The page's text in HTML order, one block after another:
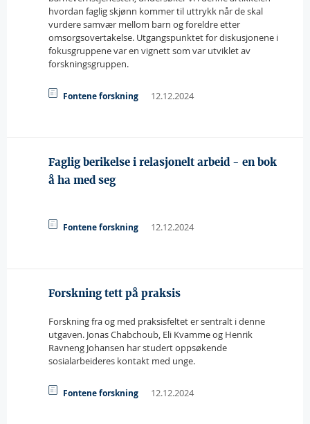
hvordan faglig skjønn kommer til uttrykk når de skal
vurdere samvær mellom barn og foreldre etter
omsorgsovertakelse. Utgangspunktet for diskusjonene i
fokusgruppene var en vignett som var utviklet av
forskningsgruppen.
Fontene forskning 12.12.2024
Faglig berikelse i relasjonelt arbeid - en bok
å ha med seg
Fontene forskning 12.12.2024
Forskning tett på praksis
Forskning fra og med praksisfeltet er sentralt i denne
utgaven. Jonas Chabchoub, Eli Kvamme og Henrik
Ravneng Johansen har studert oppsøkende
sosialarbeideres kontakt med unge.
Fontene forskning 12.12.2024